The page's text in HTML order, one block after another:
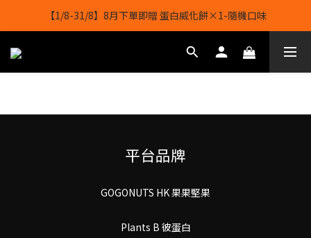
【1/8-31/8】8月下單即贈 蛋白威化餅×1-隨機口味
【1/8-31/8】8月下單即贈 蛋白威化餅×1-隨機口味
結帳輸入[gopowerhk]，可享全單*95折*，可與活動折扣疊加。
平台品牌
GOGONUTS HK 果果堅果
Plants B 彼蛋白